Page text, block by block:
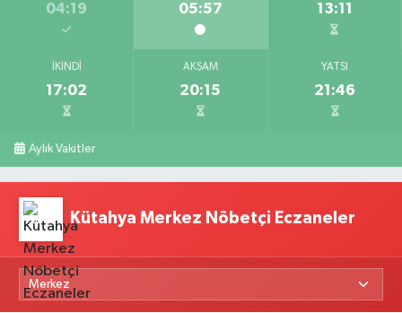
04:19 05:57 13:11
İKINDI
17:02
AKŞAM
20:15
YATSI
21:46
Aylık Vakitler
Kütahya Merkez Nöbetçi Eczaneler